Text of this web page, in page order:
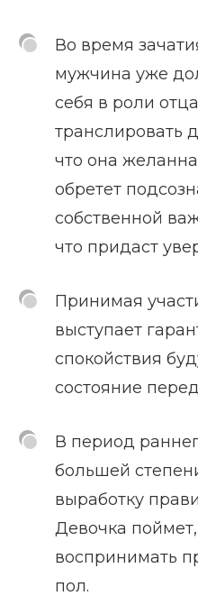
Во время
мужчина уже
себя в роли
транслировать
что она
обретет
собственной
что придаст
Принимая
выступает
спокойствия
состояние
В период
большей
выработку
Девочка
воспринимать
пол.